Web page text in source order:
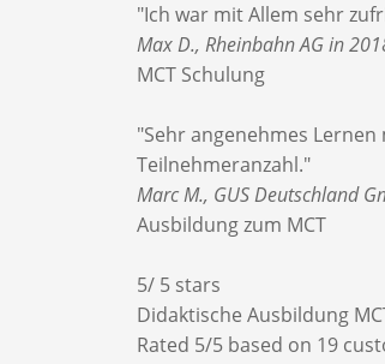
"Ich war mit Allem sehr
Max D., Rheinbahn AG in
MCT Schulung
"Sehr angenehmes
Teilnehmeranzahl."
Marc M., GUS Deutschland
Ausbildung zum MCT
5/ 5 stars
Didaktische Ausbildung
Rated 5/5 based on 19